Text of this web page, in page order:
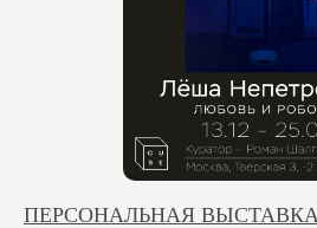
ПЕРСОНАЛЬНАЯ ВЫСТАВКА